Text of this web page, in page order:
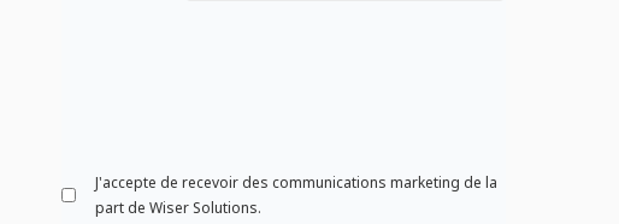
J'accepte de recevoir des communications marketing de la
part de Wiser Solutions.